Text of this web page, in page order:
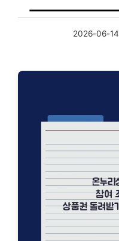
2026-06-14